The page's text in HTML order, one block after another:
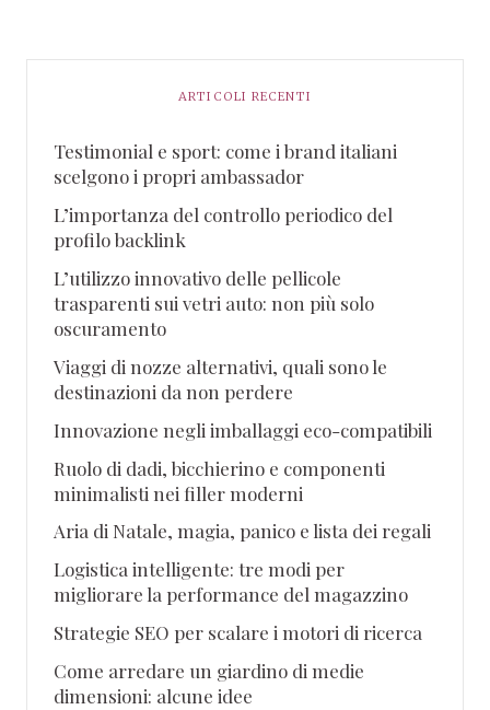
ARTICOLI RECENTI
Testimonial e sport: come i brand italiani
scelgono i propri ambassador
L’importanza del controllo periodico del
profilo backlink
L’utilizzo innovativo delle pellicole
trasparenti sui vetri auto: non più solo
oscuramento
Viaggi di nozze alternativi, quali sono le
destinazioni da non perdere
Innovazione negli imballaggi eco-compatibili
Ruolo di dadi, bicchierino e componenti
minimalisti nei filler moderni
Aria di Natale, magia, panico e lista dei regali
Logistica intelligente: tre modi per
migliorare la performance del magazzino
Strategie SEO per scalare i motori di ricerca
Come arredare un giardino di medie
dimensioni: alcune idee